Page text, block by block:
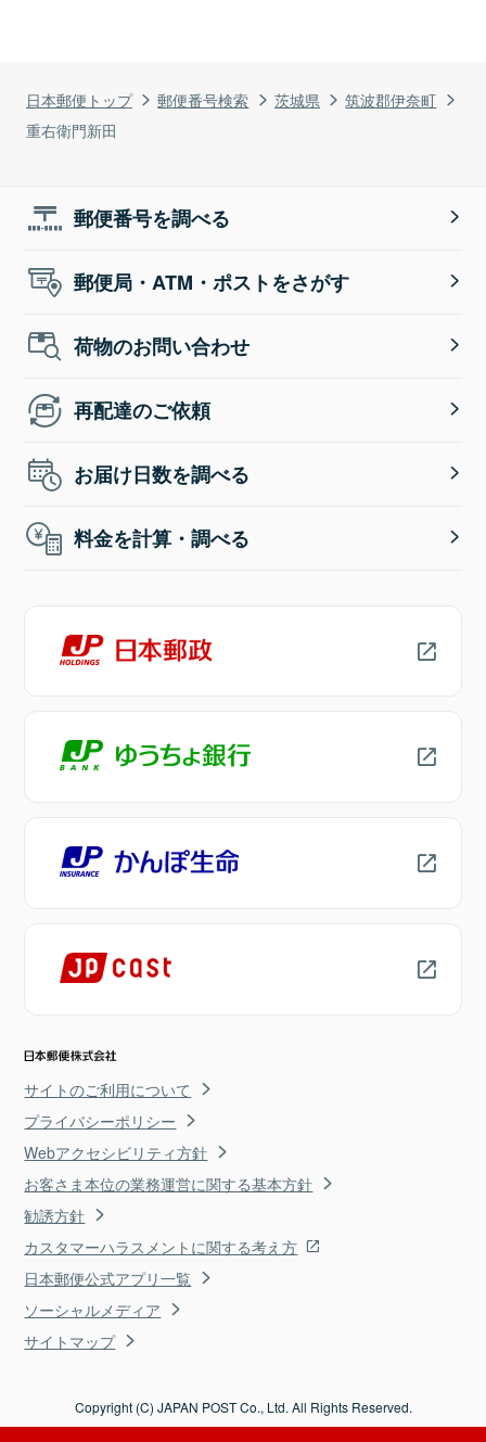
日本郵便トップ 郵便番号検索 茨城県
筑波郡伊奈町
重右衛門新田
郵便番号を調べる
郵便局・ATM・ポストをさがす
荷物のお問い合わせ
再配達のご依頼
お届け日数を調べる
料金を計算・調べる
サイトのご利用について
プライバシーポリシー
Webアクセシビリティ方針
お客さま本位の業務運営に関する基本方針
勧誘方針
カスタマーハラスメントに関する考え方
日本郵便公式アプリ一覧
ソーシャルメディア
サイトマップ
Copyright (C) JAPAN POST Co., Ltd. All Rights Reserved.